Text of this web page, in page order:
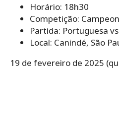
Horário: 18h30
Competição:
Partida: Portuguesa
Local: Canindé, São
19 de fevereiro de 2025